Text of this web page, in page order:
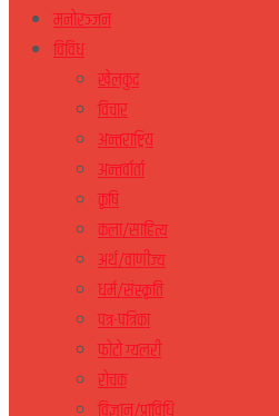
मनोरञ्जन
विविध
खेलकुद
विचार
अन्तराष्ट्रिय
अन्तर्वार्ता
कृषि
कला/साहित्य
अर्थ/वाणीज्य
धर्म/संस्कृति
पत्र-पत्रिका
फोटो ग्यलरी
रोचक